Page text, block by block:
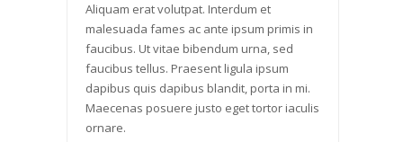
Aliquam erat volutpat. Interdum et
malesuada fames ac ante ipsum primis in
faucibus. Ut vitae bibendum urna, sed
faucibus tellus. Praesent ligula ipsum
dapibus quis dapibus blandit, porta in mi.
Maecenas posuere justo eget tortor iaculis
ornare.